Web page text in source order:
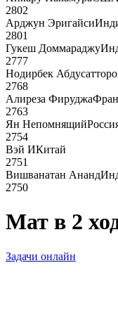
2802
Арджун Эригайси
2801
Гукеш Доммараджу
2777
Нодирбек
2768
Алиреза Фируджа
2763
Ян Непомнящий
2754
Вэй ИКитай
2751
Вишванатан Ананд
2750
Мат в 2
Задачи онлайн